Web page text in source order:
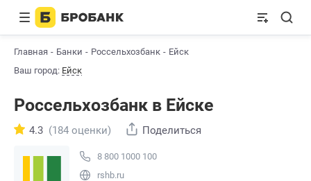
Главная Банки Россельхозбанк
Ейск
Ваш город: Ейск
Россельхозбанк в Ейске
8 800 1000 100
rshb.ru
4.3 (184 оценки) Поделиться